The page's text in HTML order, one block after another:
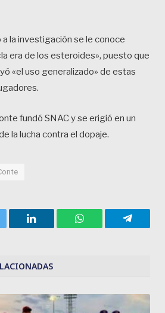
la investigación se le conoce
era de los esteroides», puesto que
«el uso generalizado» de estas
fundó SNAC y se erigió en un
la lucha contra el dopaje.
LinkedIn WhatsApp